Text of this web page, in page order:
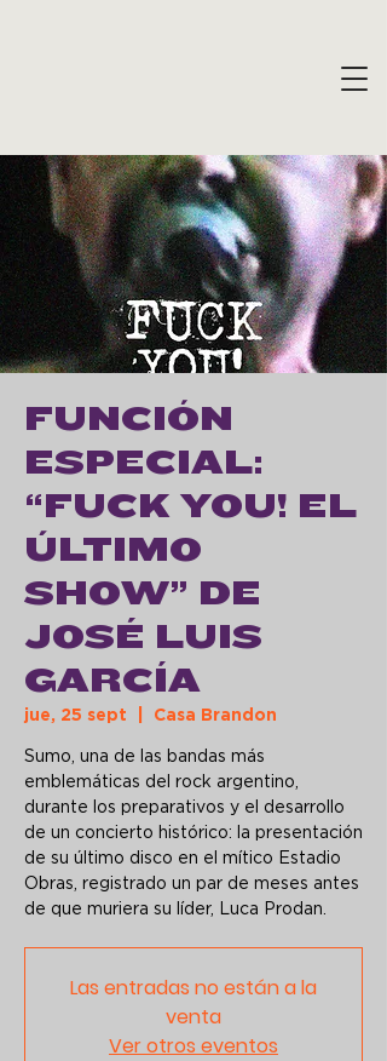
FUNCIÓN
ESPECIAL:
“FUCK YOU! EL
ÚLTIMO
SHOW” DE
JOSÉ LUIS
GARCÍA
jue, 25 sept Casa Brandon
Sumo, una de las bandas más
emblemáticas del rock argentino,
durante los preparativos y el desarrollo
de un concierto histórico: la presentación
de su último disco en el mítico Estadio
Obras, registrado un par de meses antes
de que muriera su líder, Luca Prodan.
Las entradas no están a la
venta
Ver otros eventos